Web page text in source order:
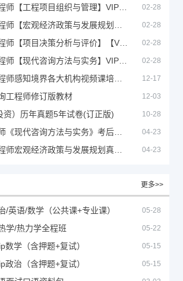
02-28
02-28
02-28
02-28
12-17
工程师修订版教材 12-03
资）历年真题5年试卷(订正版) 10-28
04-23
04-23
更多>>
/英语/数学（公共课+专业课） 05-28
学/热力学全程班 05-22
数学（含押题+复试） 05-15
政治（含押题+复试） 05-15